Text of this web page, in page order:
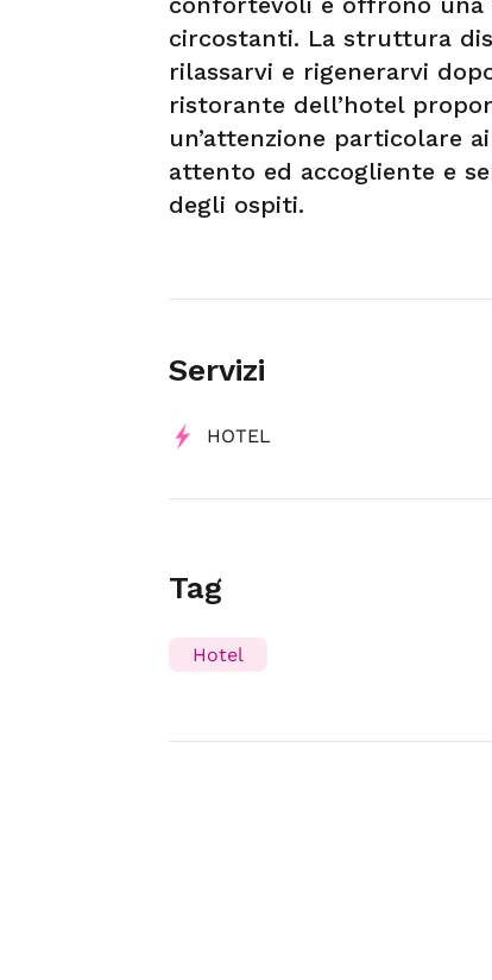
circostanti. La struttura
rilassarvi e rigenerarvi
ristorante dell’hotel
un’attenzione particolare
attento ed accogliente e
degli ospiti.
Servizi
HOTEL
Tag
Hotel